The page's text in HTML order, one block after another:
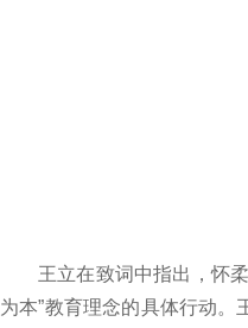
王立在致词中指出，怀
为本”教育理念的具体行动